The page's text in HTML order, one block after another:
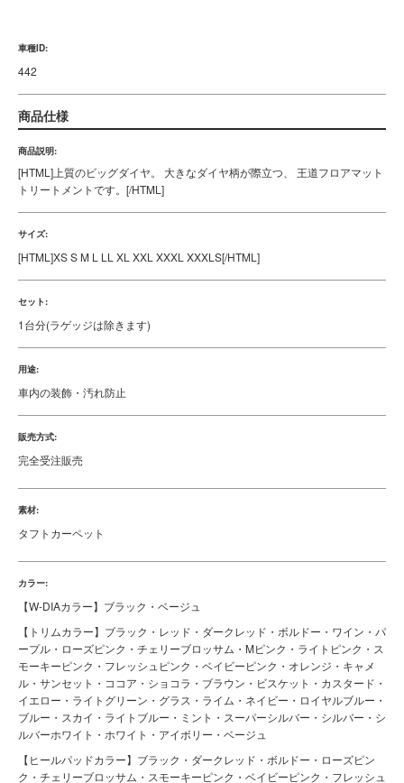
車種ID:
442
商品仕様
商品説明:
[HTML]上質のビッグダイヤ。 大きなダイヤ柄が際立つ、 王道フロアマット
トリートメントです。 [/HTML]
サイズ:
[HTML]XS S M L LL XL XXL XXXL XXXLS[/HTML]
セット:
1台分(ラゲッジは除きます)
用途:
車内の装飾・汚れ防止
販売方式:
完全受注販売
素材:
タフトカーペット
カラー:
【W-DIAカラー】ブラック・ベージュ
【トリムカラー】ブラック・レッド・ダークレッド・ボルドー・ワイン・パ
ープル・ローズピンク・チェリーブロッサム・Mピンク・ライトピンク・ス
モーキーピンク・フレッシュピンク・ベイビーピンク・オレンジ・キャメ
ル・サンセット・ココア・ショコラ・ブラウン・ビスケット・カスタード・
イエロー・ライトグリーン・グラス・ライム・ネイビー・ロイヤルブルー・
ブルー・スカイ・ライトブルー・ミント・スーパーシルバー・シルバー・シ
ルバーホワイト・ホワイト・アイボリー・ベージュ
【ヒールパッドカラー】ブラック・ダークレッド・ボルドー・ローズピン
ク・チェリーブロッサム・スモーキーピンク・ベイビーピンク・フレッシュ